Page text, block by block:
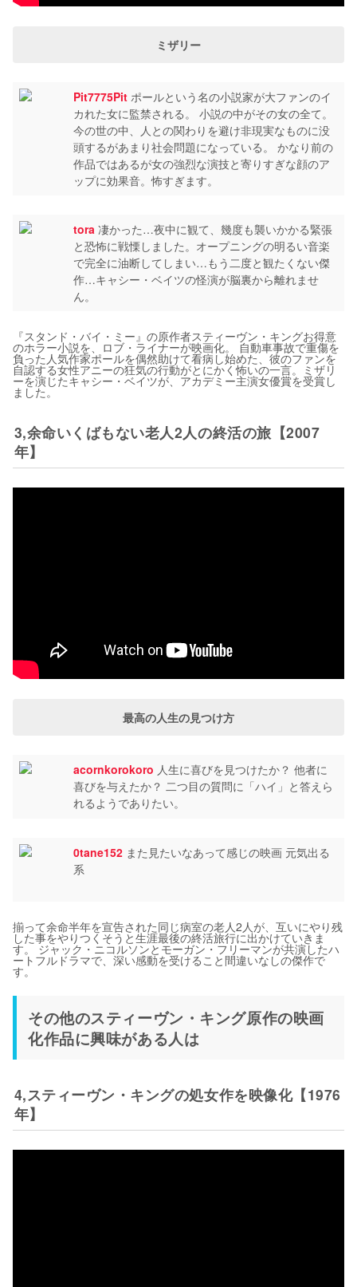
ミザリー
Pit7775Pit ポールという名の小説家が大ファンのイ
カれた女に監禁される。 小説の中がその女の全て。
今の世の中、人との関わりを避け非現実なものに没
頭するがあまり社会問題になっている。 かなり前の
作品ではあるが女の強烈な演技と寄りすぎな顔のア
ップに効果音。怖すぎます。
tora 凄かった…夜中に観て、幾度も襲いかかる緊張
と恐怖に戦慄しました。オープニングの明るい音楽
で完全に油断してしまい…もう二度と観たくない傑
作…キャシー・ベイツの怪演が脳裏から離れませ
ん。
『スタンド・バイ・ミー』の原作者スティーヴン・キングお得意
のホラー小説を、ロブ・ライナーが映画化。 自動車事故で重傷を
負った人気作家ポールを偶然助けて看病し始めた、彼のファンを
自認する女性アニーの狂気の行動がとにかく怖いの一言。ミザリ
ーを演じたキャシー・ベイツが、アカデミー主演女優賞を受賞し
ました。
3,余命いくばもない老人2人の終活の旅【2007
年】
最高の人生の見つけ方
acornkorokoro 人生に喜びを見つけたか？ 他者に
喜びを与えたか？ 二つ目の質問に「ハイ」と答えら
れるようでありたい。
0tane152 また見たいなあって感じの映画 元気出る
系
揃って余命半年を宣告された同じ病室の老人2人が、互いにやり残
した事をやりつくそうと生涯最後の終活旅行に出かけていきま
す。 ジャック・ニコルソンとモーガン・フリーマンが共演したハ
ートフルドラマで、深い感動を受けること間違いなしの傑作で
す。
その他のスティーヴン・キング原作の映画
化作品に興味がある人は
4,スティーヴン・キングの処女作を映像化【1976
年】